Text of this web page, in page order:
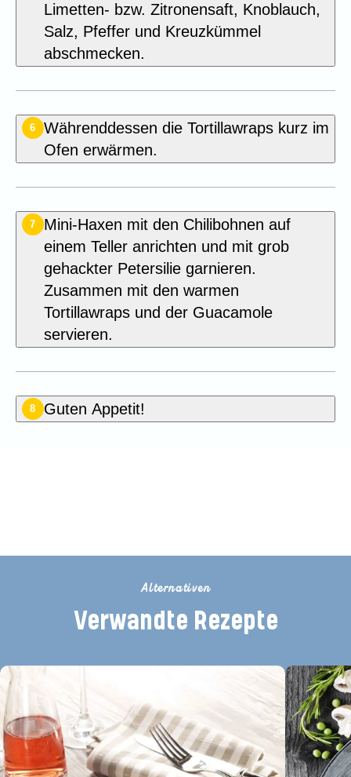
Limetten- bzw. Zitronensaft, Knoblauch,
Salz, Pfeffer und Kreuzkümmel
abschmecken.
6
Währenddessen die Tortillawraps kurz im
Ofen erwärmen.
7
Mini-Haxen mit den Chilibohnen auf
einem Teller anrichten und mit grob
gehackter Petersilie garnieren.
Zusammen mit den warmen
Tortillawraps und der Guacamole
servieren.
8 Guten Appetit!
Alternativen
Verwandte Rezepte